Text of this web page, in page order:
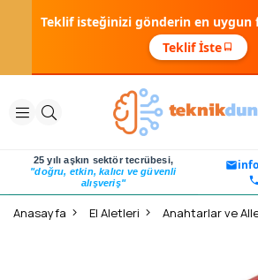
Teklif isteğinizi gönderin en uygun
Teklif İste
25 yılı aşkın sektör tecrübesi,
"doğru, etkin, kalıcı ve güvenli
alışveriş"
Anasayfa El Aletleri Anahtarlar ve